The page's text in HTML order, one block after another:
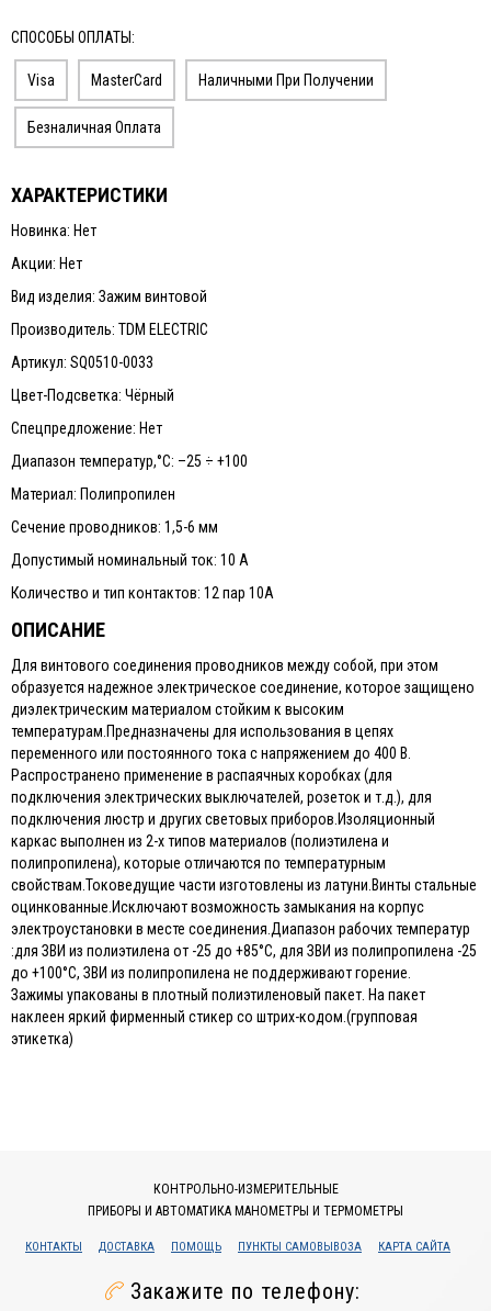
СПОСОБЫ ОПЛАТЫ:
Visa MasterCard Наличными При Получении
Безналичная Оплата
ХАРАКТЕРИСТИКИ
Новинка: Нет
Акции: Нет
Вид изделия: Зажим винтoвой
Производитель: TDM ELECTRIC
Артикул: SQ0510-0033
Цвет-Подсветка: Чёрный
Спецпредложение: Нет
Диапазон температур,°С: –25 ÷ +100
Материал: Полипропилен
Сечение проводников: 1,5-6 мм
Допустимый номинальный ток: 10 А
Количество и тип контактов: 12 пар 10А
ОПИСАНИЕ
Для винтового соединения проводников между собой, при этом
образуется надежное электрическое соединение, которое защищено
диэлектрическим материалом стойким к высоким
температурам.Предназначены для использования в цепях
переменного или постоянного тока с напряжением до 400 В.
Распространено применение в распаячных коробках (для
подключения электрических выключателей, розеток и т.д.), для
подключения люстр и других световых приборов.Изоляционный
каркас выполнен из 2-х типов материалов (полиэтилена и
полипропилена), которые отличаются по температурным
свойствам.Токоведущие части изготовлены из латуни.Винты стальные
оцинкованные.Исключают возможность замыкания на корпус
электроустановки в месте соединения.Диапазон рабочих температур
:для ЗВИ из полиэтилена от -25 до +85°С, для ЗВИ из полипропилена -25
до +100°С, ЗВИ из полипропилена не поддерживают горение.
Зажимы упакованы в плотный полиэтиленовый пакет. На пакет
наклеен яркий фирменный стикер со штрих-кодом.(групповая
этикетка)
КОНТРОЛЬНО-ИЗМЕРИТЕЛЬНЫЕ
ПРИБОРЫ И АВТОМАТИКА МАНОМЕТРЫ И ТЕРМОМЕТРЫ
КОНТАКТЫ ДОСТАВКА ПОМОЩЬ ПУНКТЫ САМОВЫВОЗА КАРТА САЙТА
Закажите по телефону: